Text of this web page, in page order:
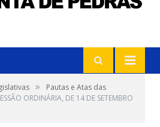
»
Pautas e Atas das
ORDINÁRIA, DE 14 DE SETEMBRO